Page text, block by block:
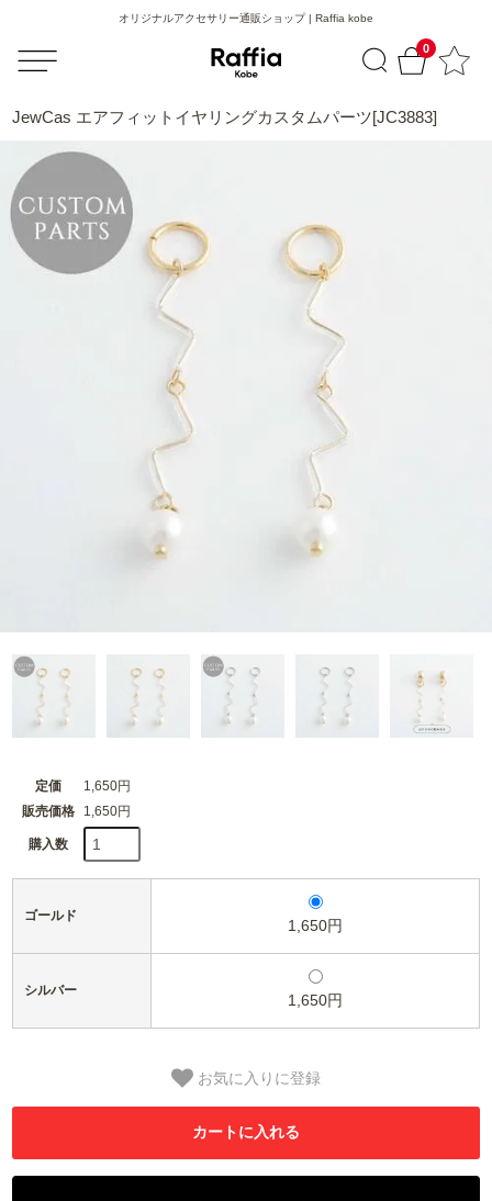
0
オリジナルアクセサリー通販ショップ | Raffia kobe
JewCas エアフィットイヤリングカスタムパーツ[JC3883]
定価
1,650円
販売価格
1,650円
購入数
ゴールド
1,650円
シルバー
1,650円
お気に入りに登録